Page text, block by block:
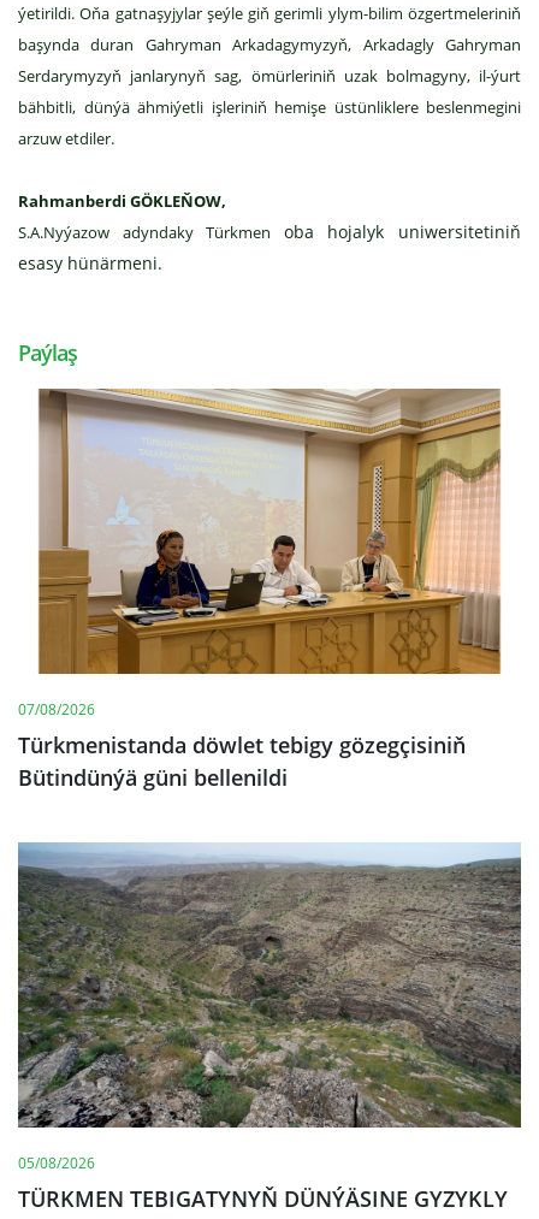
ýetirildi. Oňa gatnaşyjylar şeýle giň gerimli ylym-bilim özgertmeleriniň
başynda duran Gahryman Arkadagymyzyň, Arkadagly Gahryman
Serdarymyzyň janlarynyň sag, ömürleriniň uzak bolmagyny, il-ýurt
bähbitli, dünýä ähmiýetli işleriniň hemişe üstünliklere beslenmegini
arzuw etdiler.
Rahmanberdi GÖKLEŇOW,
S.A.Nyýazow adyndaky Türkmen oba hojalyk uniwersitetiniň
esasy hünärmeni.
Paýlaş
07/08/2026
Türkmenistanda döwlet tebigy gözegçisiniň
Bütindünýä güni bellenildi
05/08/2026
TÜRKMEN TEBIGATYNYŇ DÜNÝÄSINE GYZYKLY